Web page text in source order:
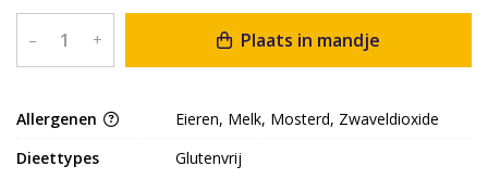
– + Plaats in mandje
Allergenen
Eieren, Melk, Mosterd, Zwaveldioxide
Dieettypes
Glutenvrij